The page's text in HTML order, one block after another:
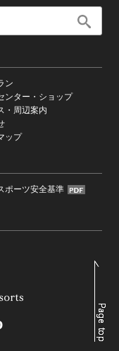
ン
ンター・ショップ
・周辺案内
ップ
ポーツ安全基準